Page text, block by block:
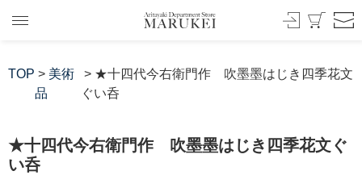
TOP > 美術
品
> ★十四代今右衛門作 吹墨墨はじき四季花文
ぐい呑
★十四代今右衛門作 吹墨墨はじき四季花文ぐ
い呑